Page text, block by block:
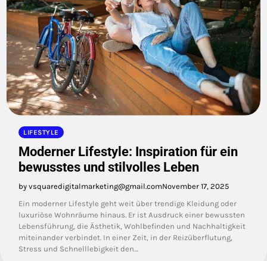
LIFESTYLE
Moderner Lifestyle: Inspiration für ein
bewusstes und stilvolles Leben
by vsquaredigitalmarketing@gmail.comNovember 17, 2025
Ein moderner Lifestyle geht weit über trendige Kleidung oder
luxuriöse Wohnräume hinaus. Er ist Ausdruck einer bewussten
Lebensführung, die Ästhetik, Wohlbefinden und Nachhaltigkeit
miteinander verbindet. In einer Zeit, in der Reizüberflutung,
Stress und Schnelllebigkeit den…